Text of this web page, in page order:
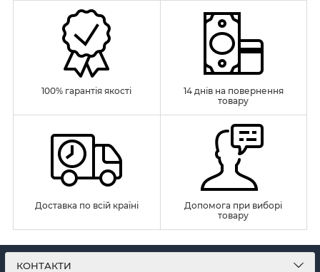
100% гарантія якості
14 днів на повернення
товару
Доставка по всій країні
Допомога при виборі
товару
КОНТАКТИ